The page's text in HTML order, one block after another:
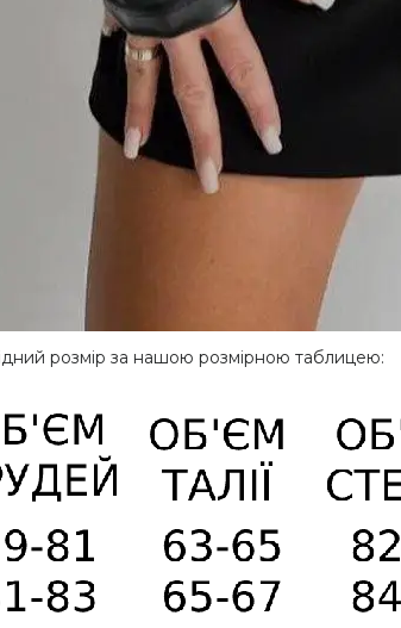
розмір за нашою розмірною таблицею: